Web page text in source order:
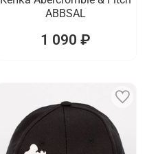
ABBSAL
1 090 ₽